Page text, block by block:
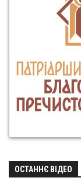
ОСТАННЄ ВІДЕО